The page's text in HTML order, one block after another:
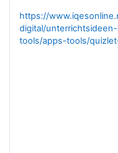
https://
digital/
tools/apps-tools/